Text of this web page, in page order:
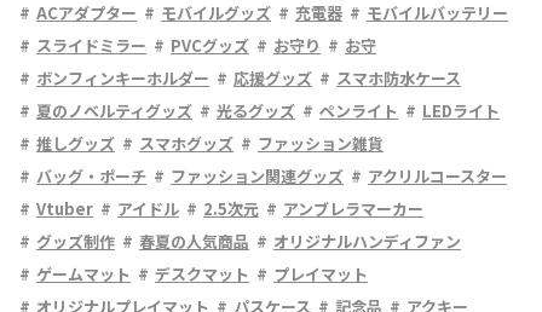
ACアダプター
モバイルグッズ 充電器
モバイルバッテリー
スライドミラー
PVCグッズ お守り
お守
ボンフィンキーホルダー
応援グッズ
スマホ防水ケース
夏のノベルティグッズ
光るグッズ ペンライト
LEDライト
推しグッズ
スマホグッズ
ファッション雑貨
バッグ・ポーチ
ファッション関連グッズ
アクリルコースター
Vtuber
アイドル 2.5次元
アンブレラマーカー
グッズ制作
春夏の人気商品
オリジナルハンディファン
ゲームマット
デスクマット
プレイマット
オリジナルプレイマット
パスケース 記念品
アクキー